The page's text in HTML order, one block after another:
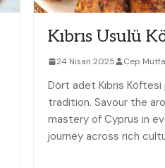
Kıbrıs Usulü
24 Nisan 2025 Cep
Dört adet Kıbrıs
tradition. Savour the
mastery of Cyprus in
journey across rich